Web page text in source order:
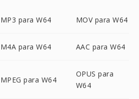
MP3 para W64 MOV para W64
M4A para W64 AAC para W64
MPEG para W64
OPUS para
W64